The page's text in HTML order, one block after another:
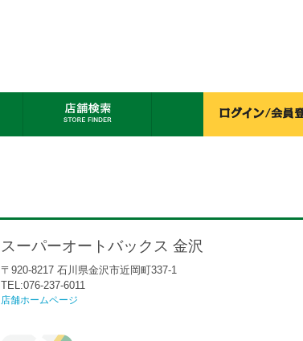
スーパーオートバックス 金沢
〒920-8217 石川県金沢市近岡町337-1
TEL:076-237-6011
店舗ホームページ